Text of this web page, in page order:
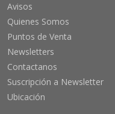
Avisos
Quienes Somos
Puntos de Venta
Newsletters
Contactanos
Suscripción a Newsletter
Ubicación